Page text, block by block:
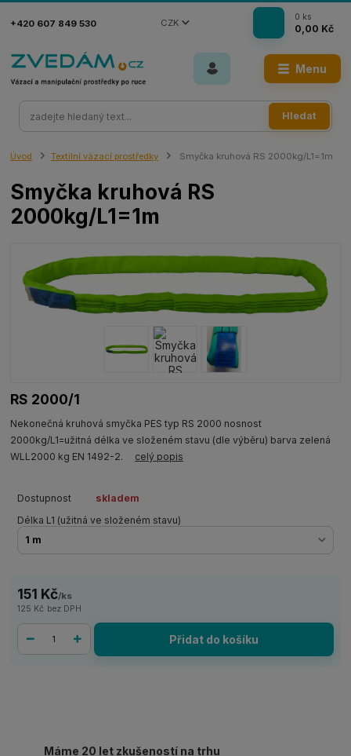
Menu
CZK
Hledat
+420 607 849 530
0 ks
0,00 Kč
Úvod Textilní vázací prostředky Smyčka kruhová RS 2000kg/L1=1m
Smyčka kruhová RS
2000kg/L1=1m
RS 2000/1
Nekonečná kruhová smyčka PES typ RS 2000 nosnost
2000kg/L1=užitná délka ve složeném stavu (dle výběru) barva zelená
WLL2000 kg EN 1492-2. celý popis
Dostupnost
skladem
Délka L1 (užitná ve složeném stavu)
151 Kč/ks
125 Kč bez DPH
Přidat do košíku
Máme 20 let zkušeností na trhu